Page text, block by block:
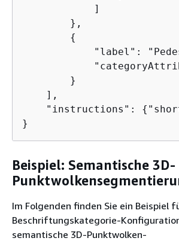
            ]
        },
{
"label":
        }
    ],
    "instructions":
{
}
Beispiel: Semantische 3D-
Im Folgenden finden Sie ein Beispiel
Beschriftungskategorie-
semantische 3D-Punktwolken-